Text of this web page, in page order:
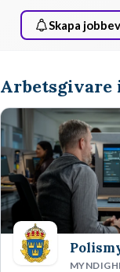
Skapa
Arbetsgivare